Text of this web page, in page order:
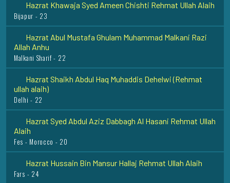
Bijapur - 23
Hazrat Abul Mustafa Ghulam Muhammad Malkani Razi
Allah Anhu
Malkani Sharif - 22
Hazrat Shaikh Abdul Haq Muhaddis Dehelwi (Rehmat
ullah alaih)
Delhi - 22
Hazrat Syed Abdul Aziz Dabbagh Al Hasani Rehmat Ullah
Alaih
Fes - Morocco - 20
Hazrat Hussain Bin Mansur Hallaj Rehmat Ullah Alaih
Fars - 24